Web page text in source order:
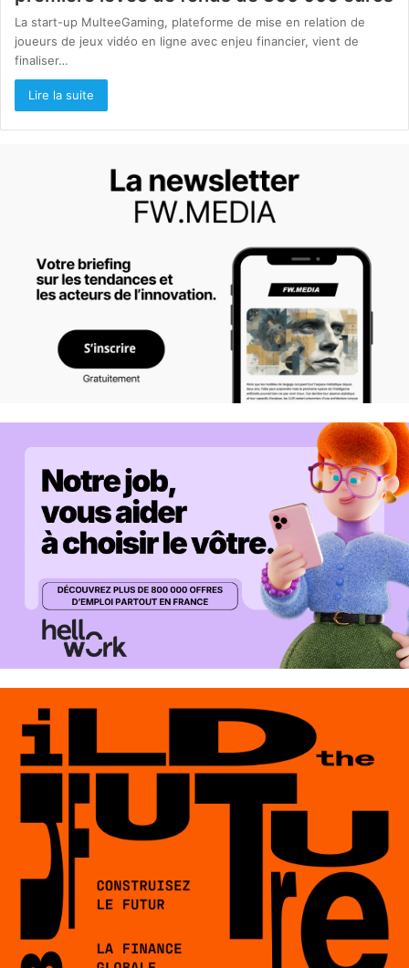
La start-up MulteeGaming, plateforme de mise en relation de
joueurs de jeux vidéo en ligne avec enjeu financier, vient de
finaliser…
Lire la suite